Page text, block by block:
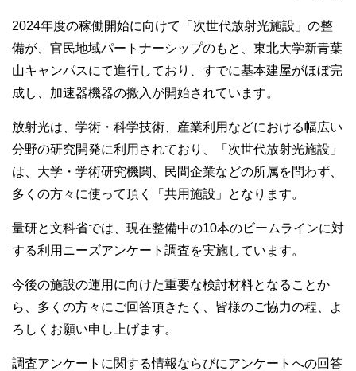
2024年度の稼働開始に向けて「次世代放射光施設」の整
備が、官民地域パートナーシップのもと、東北大学新青葉
山キャンパスにて進行しており、すでに基本建屋がほぼ完
成し、加速器機器の搬入が開始されています。
放射光は、学術・科学技術、産業利用などにおける幅広い
分野の研究開発に利用されており、「次世代放射光施設」
は、大学・学術研究機関、民間企業などの所属を問わず、
多くの方々に使って頂く「共用施設」となります。
量研と文科省では、現在整備中の10本のビームラインに対
する利用ニーズアンケート調査を実施しています。
今後の施設の運用に向けた重要な検討材料となることか
ら、多くの方々にご回答頂きたく、皆様のご協力の程、よ
ろしくお願い申し上げます。
調査アンケートに関する情報ならびにアンケートへの回答